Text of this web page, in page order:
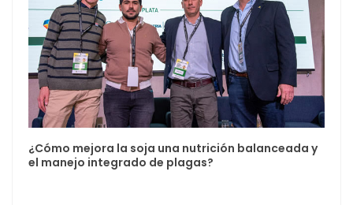
¿Cómo mejora la soja una nutrición balanceada y
el manejo integrado de plagas?